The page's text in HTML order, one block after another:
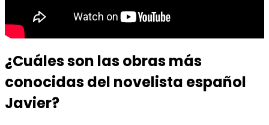
¿Cuáles son las obras más
conocidas del novelista español
Javier?